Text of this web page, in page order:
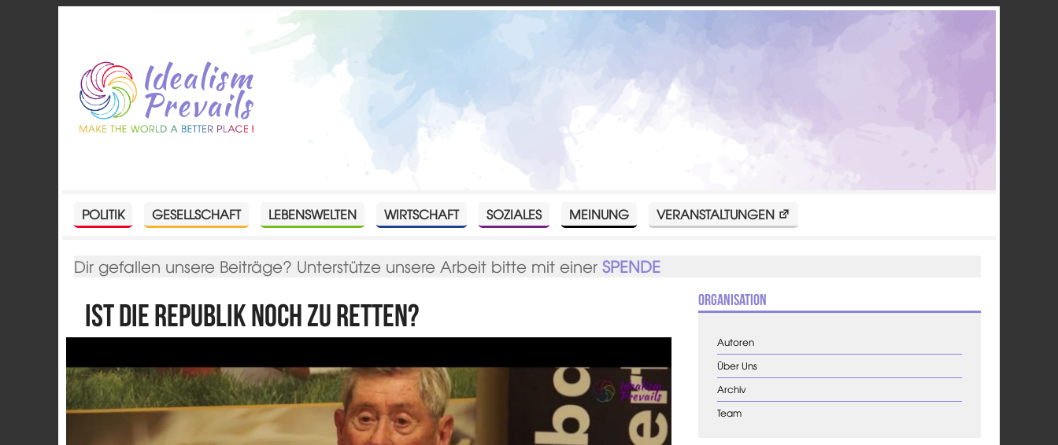
POLITIK GESELLSCHAFT LEBENSWELTEN WIRTSCHAFT SOZIALES MEINUNG VERANSTALTUNGEN
Dir gefallen unsere Beiträge? Unterstütze unsere Arbeit bitte mit einerSPENDE
Ist die Republik noch zu retten? Organisation
Autoren
Über Uns
Archiv
Team